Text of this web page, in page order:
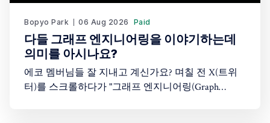
Bopyo Park 06 Aug 2026 Paid
다들 그래프 엔지니어링을 이야기하는데
의미를 아시나요?
에코 멤버님들 잘 지내고 계신가요? 며칠 전 X(트위
터)를 스크롤하다가 "그래프 엔지니어링(Graph